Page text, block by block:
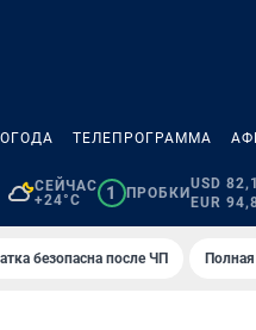
ТЕЛЕПРОГРАММА
СЕЙЧАС
+24°C
1 ПРОБКИ
USD
EUR
безопасна после ЧП